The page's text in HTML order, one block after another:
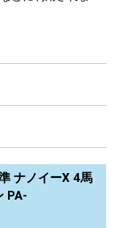
ナノイーX 4馬
PA-